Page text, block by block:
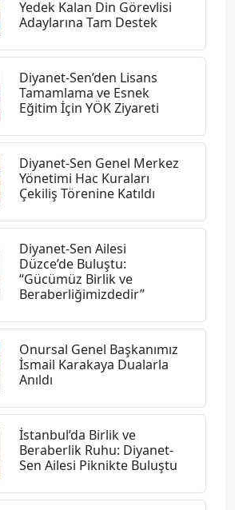
Yedek Kalan Din Görevlisi
Adaylarına Tam Destek
Diyanet-Sen’den Lisans
Tamamlama ve Esnek
Eğitim İçin YÖK Ziyareti
Diyanet-Sen Genel Merkez
Yönetimi Hac Kuraları
Çekiliş Törenine Katıldı
Diyanet-Sen Ailesi
Düzce’de Buluştu:
“Gücümüz Birlik ve
Beraberliğimizdedir”
Onursal Genel Başkanımız
İsmail Karakaya Dualarla
Anıldı
İstanbul’da Birlik ve
Beraberlik Ruhu: Diyanet-
Sen Ailesi Piknikte Buluştu